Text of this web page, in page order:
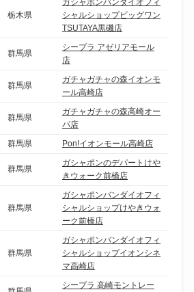
栃木県
ガシャポンバンダイオフィ
シャルショップビッグワン
TSUTAYA黒磯店
群馬県
シープラ アゼリアモール
店
群馬県
ガチャガチャの森イオンモ
ール高崎店
群馬県
ガチャガチャの森高崎オー
パ店
群馬県 Pon!イオンモール高崎店
群馬県
ガシャポンのデパートけや
きウォーク前橋店
群馬県
ガシャポンバンダイオフィ
シャルショップけやきウォ
ーク前橋店
群馬県
ガシャポンバンダイオフィ
シャルショップイオンシネ
マ高崎店
シープラ 高崎モントレー